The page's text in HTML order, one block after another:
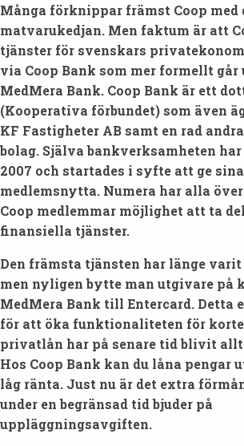
Många förknippar främst Coop med
matvarukedjan. Men faktum är att
tjänster för svenskars
via Coop Bank som mer formellt går
MedMera Bank. Coop Bank är ett
(Kooperativa förbundet) som även
KF Fastigheter AB samt en rad
bolag. Själva bankverksamheten
2007 och startades i syfte att ge
medlemsnytta. Numera har alla
Coop medlemmar möjlighet att ta
finansiella tjänster.
Den främsta tjänsten har länge
men nyligen bytte man utgivare på
MedMera Bank till Entercard. Detta
för att öka funktionaliteten för
privatlån har på senare tid blivit
Hos Coop Bank kan du låna pengar
låg ränta. Just nu är det extra
under en begränsad tid bjuder på
uppläggningsavgiften.